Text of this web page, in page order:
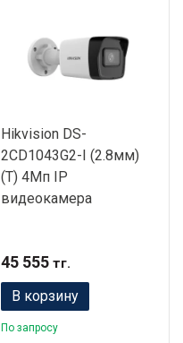
Hikvision DS-
2CD1043G2-I (2.8мм)
(T) 4Мп IP
видеокамера
45 555тг.
В корзину
По запросу